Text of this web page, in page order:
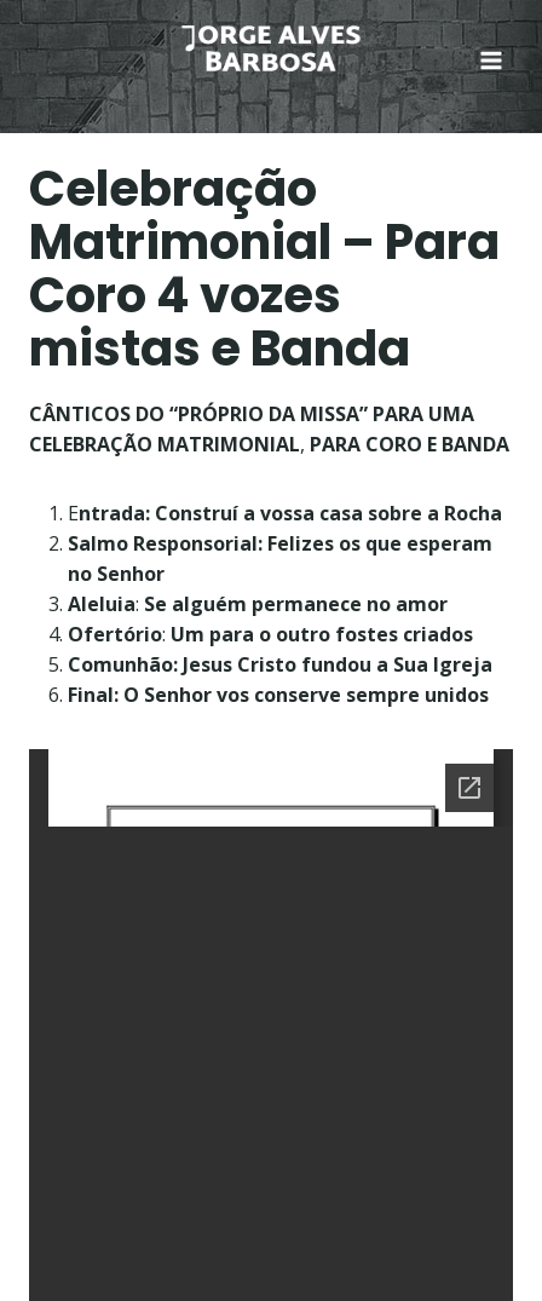
Skip
to
content
Celebração
Matrimonial – Para
Coro 4 vozes
mistas e Banda
CÂNTICOS DO “PRÓPRIO DA MISSA” PARA UMA
CELEBRAÇÃO MATRIMONIAL, PARA CORO E BANDA
Entrada: Construí a vossa casa sobre a Rocha
Salmo Responsorial: Felizes os que esperam
no Senhor
Aleluia: Se alguém permanece no amor
Ofertório: Um para o outro fostes criados
Comunhão: Jesus Cristo fundou a Sua Igreja
Final: O Senhor vos conserve sempre unidos